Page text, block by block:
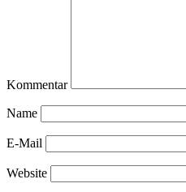
Kommentar
Name
E-Mail
Website